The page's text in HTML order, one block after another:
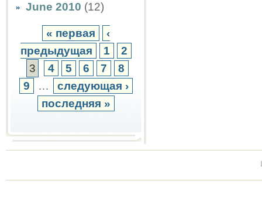
June 2010 (12)
« первая
‹
предыдущая
1
2
3
4 5 6 7
8
9
…
следующая ›
последняя »